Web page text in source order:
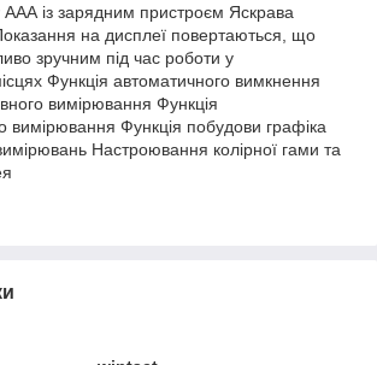
ААА із зарядним пристроєм Яскрава
на дисплеї повертаються, що
зручним під час роботи у
Функція автоматичного вимкнення
вимірювання Функція
вимірювання Функція побудови графіка
Настроювання колірної гами та